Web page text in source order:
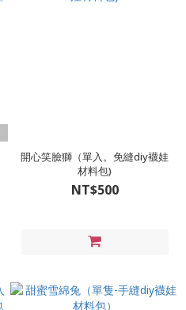
開心笑臉獅（單入。免縫diy襪娃
材料包)
NT$500